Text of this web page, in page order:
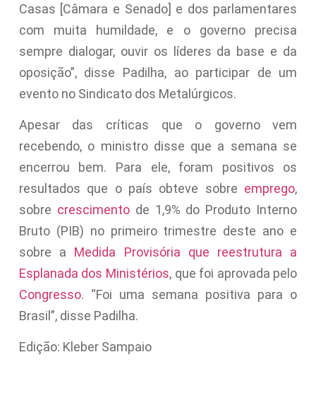
Casas [Câmara e Senado] e dos parlamentares
com muita humildade, e o governo precisa
sempre dialogar, ouvir os líderes da base e da
oposição”, disse Padilha, ao participar de um
evento no Sindicato dos Metalúrgicos.
Apesar das críticas que o governo vem
recebendo, o ministro disse que a semana se
encerrou bem. Para ele, foram positivos os
resultados que o país obteve sobre emprego,
sobre crescimentode 1,9% do Produto Interno
Bruto (PIB) no primeiro trimestre deste ano e
sobre a Medida Provisória que reestrutura a
Esplanada dos Ministérios, que foi aprovada pelo
Congresso. “Foi uma semana positiva para o
Brasil”, disse Padilha.
Edição: Kleber Sampaio